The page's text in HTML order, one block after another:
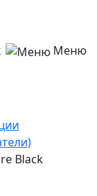
Меню
Black